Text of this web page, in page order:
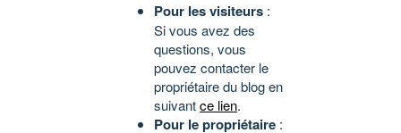
Pour les visiteurs :
Si vous avez des
questions, vous
pouvez contacter le
propriétaire du blog en
suivantce lien.
Pour le propriétaire :